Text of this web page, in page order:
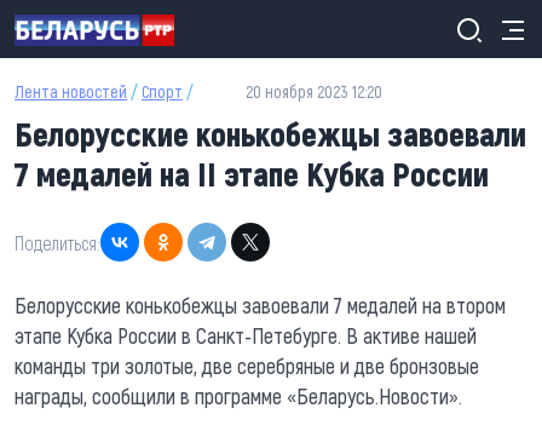
Перейти к основному содержанию
Лента новостей / Спорт / 20 ноября 2023 12:20
Белорусские конькобежцы завоевали
7 медалей на II этапе Кубка России
Поделиться:
Белорусские конькобежцы завоевали 7 медалей на втором
этапе Кубка России в Санкт-Петебурге. В активе нашей
команды три золотые, две серебряные и две бронзовые
награды, сообщили в программе «Беларусь.Новости».